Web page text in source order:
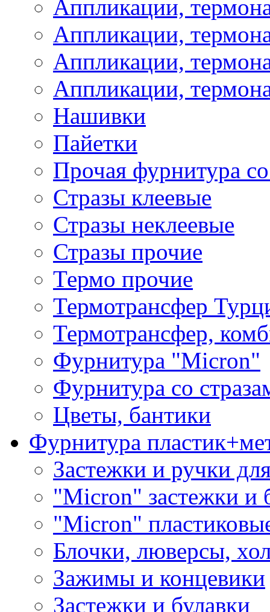
Аппликации,
Аппликации,
Аппликации,
Аппликации,
Нашивки
Пайетки
Прочая фурнитура
Стразы клеевые
Стразы неклеевые
Стразы прочие
Термо прочие
Термотрансфер
Термотрансфер,
Фурнитура "Micron"
Фурнитура со
Цветы, бантики
Фурнитура
Застежки и ручки
"Micron" застежки и
"Micron"
Блочки, люверсы,
Зажимы и концевики
Застежки и булавки